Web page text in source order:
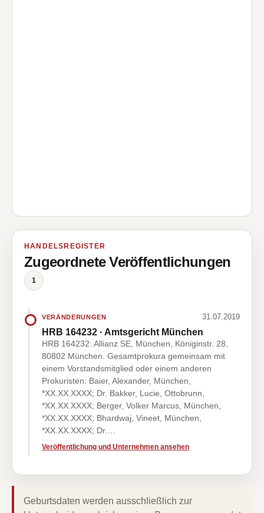
HANDELSREGISTER
Zugeordnete Veröffentlichungen
1
VERÄNDERUNGEN 31.07.2019
HRB 164232 · Amtsgericht München
HRB 164232: Allianz SE, München, Königinstr. 28,
80802 München. Gesamtprokura gemeinsam mit
einem Vorstandsmitglied oder einem anderen
Prokuristen: Baier, Alexander, München,
*XX.XX.XXXX; Dr. Bakker, Lucie, Ottobrunn,
*XX.XX.XXXX; Berger, Volker Marcus, München,
*XX.XX.XXXX; Bhardwaj, Vineet, München,
*XX.XX.XXXX; Dr.…
Veröffentlichung und Unternehmen ansehen
Geburtsdaten werden ausschließlich zur